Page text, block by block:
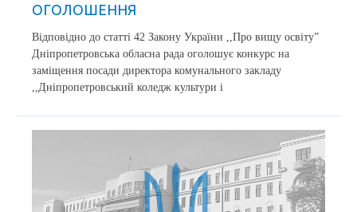
ОГОЛОШЕННЯ
Відповідно до статті 42 Закону України ,,Про вищу освіту”
Дніпропетровська обласна рада оголошує конкурс на
заміщення посади директора комунального закладу
,,Дніпропетровський коледж культури і